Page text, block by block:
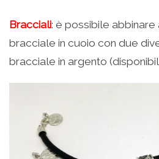
Bracciali: è possibile abbinare
bracciale in cuoio con due
bracciale in argento